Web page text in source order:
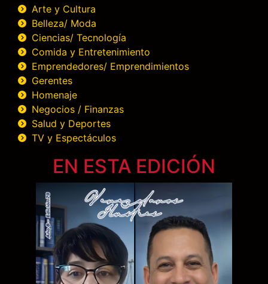
Arte y Cultura
Belleza/ Moda
Ciencias/ Tecnología
Comida y Entretenimiento
Emprendedores/ Emprendimientos
Gerentes
Homenaje
Negocios / Finanzas
Salud y Deportes
TV y Espectáculos
EN ESTA EDICIÓN